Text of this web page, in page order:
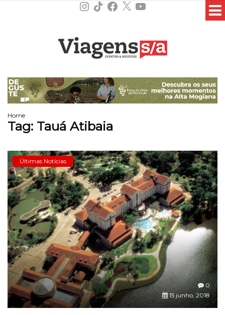
Instagram
TikTokFacebook
X YouTube
Home
Tag: Tauá Atibaia
Últimas Notícias
0
15 junho, 2018